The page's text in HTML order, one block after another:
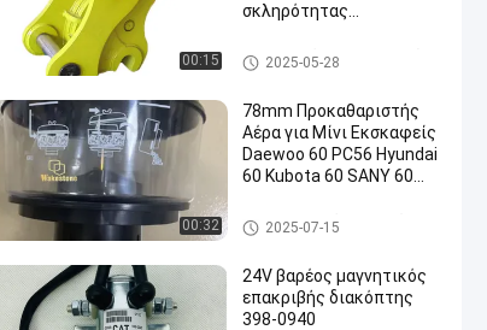
00:15
σκληρότητας
Εγκαταστάσεις εξορυκτών
2025-05-28
00:32
78mm Προκαθαριστής
Αέρα για Μίνι Εκσκαφείς
Daewoo 60 PC56 Hyundai
60 Kubota 60 SANY 60
Ανταλλακτικά εκσκαφέων
2025-07-15
24V βαρέος μαγνητικός
επακριβής διακόπτης
398-0940